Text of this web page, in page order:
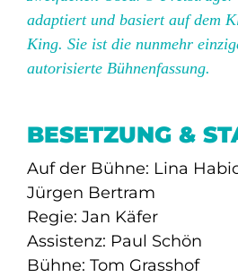
adaptiert und basiert auf dem
King. Sie ist die nunmehr
autorisierte Bühnenfassung.
BESETZUNG &
Auf der Bühne: Lina
Jürgen Bertram
Regie: Jan Käfer
Assistenz: Paul Schön
Bühne: Tom Grasshof